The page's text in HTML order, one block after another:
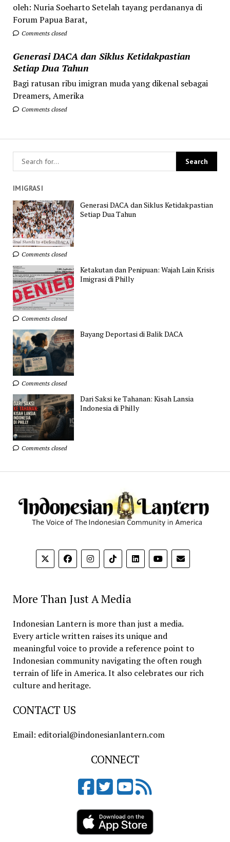
oleh: Nuria Soeharto Setelah tayang perdananya di
Forum Papua Barat,
Comments closed
Generasi DACA dan Siklus Ketidakpastian
Setiap Dua Tahun
Bagi ratusan ribu imigran muda yang dikenal sebagai
Dreamers, Amerika
Comments closed
IMIGRASI
Generasi DACA dan Siklus Ketidakpastian
Setiap Dua Tahun
Comments closed
Ketakutan dan Penipuan: Wajah Lain Krisis
Imigrasi di Philly
Comments closed
Bayang Deportasi di Balik DACA
Comments closed
Dari Saksi ke Tahanan: Kisah Lansia
Indonesia di Philly
Comments closed
More Than Just A Media
Indonesian Lantern is more than just a media.
Every article written raises its unique and
meaningful voice to provide a reference point to
Indonesian community navigating the often rough
terrain of life in America. It also celebrates our rich
culture and heritage.
CONTACT US
Email: editorial@indonesianlantern.com
CONNECT